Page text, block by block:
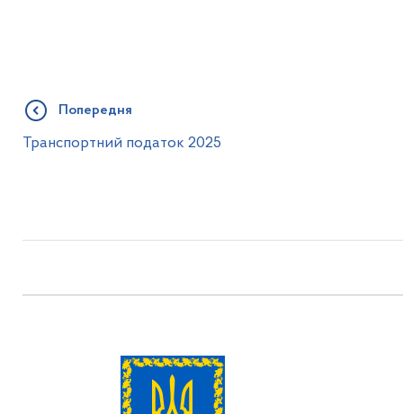
Попередня
Транспортний податок 2025